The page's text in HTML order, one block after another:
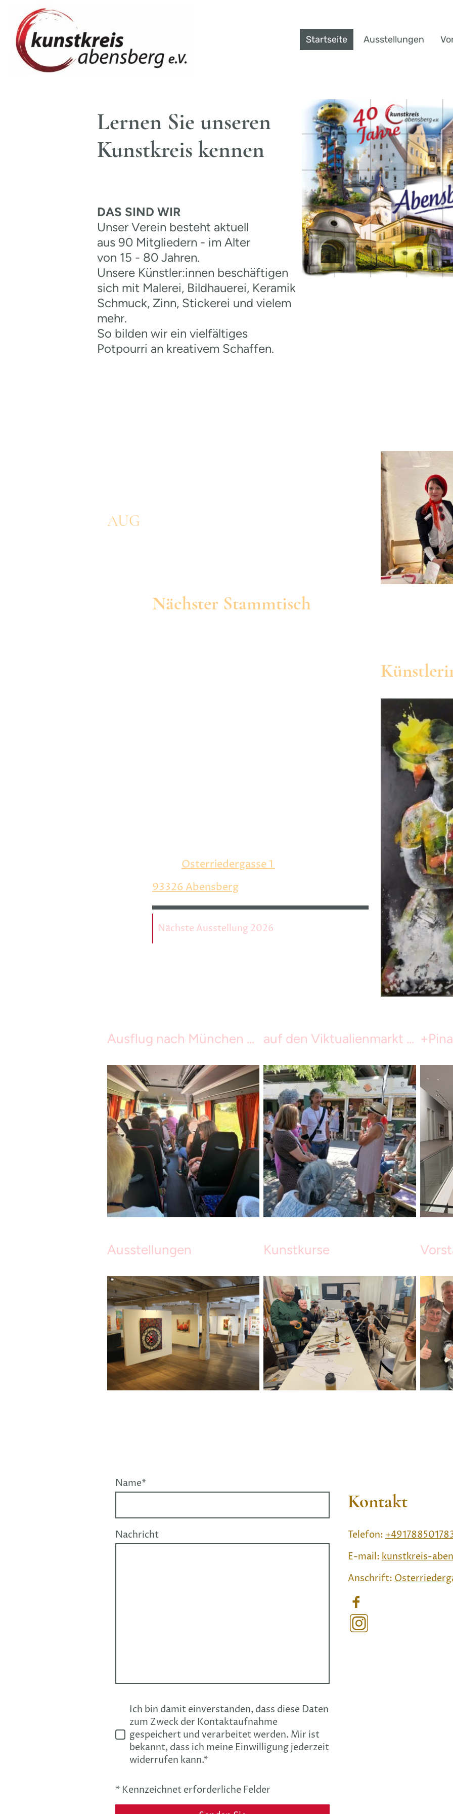
Startseite Ausstellungen
Lernen Sie unseren
Kunstkreis kennen
DAS SIND WIR
Unser Verein besteht aktuell
aus 90 Mitgliedern - im Alter
von 15 - 80 Jahren.
Unsere Künstler:innen beschäftigen
sich mit Malerei, Bildhauerei, Keramik
Schmuck, Zinn, Stickerei und vielem
mehr.
So bilden wir ein vielfältiges
Potpourri an kreativem Schaffen.
AUG
Nächster Stammtisch
Osterriedergasse 1
93326 Abensberg
Nächste Ausstellung 2026
Ausflug nach München ...
Ausstellungen
auf den Viktualienmarkt ...
Kunstkurse
Name*
Nachricht
Ich bin damit einverstanden, dass diese Daten
zum Zweck der Kontaktaufnahme
gespeichert und verarbeitet werden. Mir ist
bekannt, dass ich meine Einwilligung jederzeit
widerrufen kann.*
* Kennzeichnet erforderliche Felder
Kontakt
Telefon:
E-mail: kunstkreis-
Anschrift: